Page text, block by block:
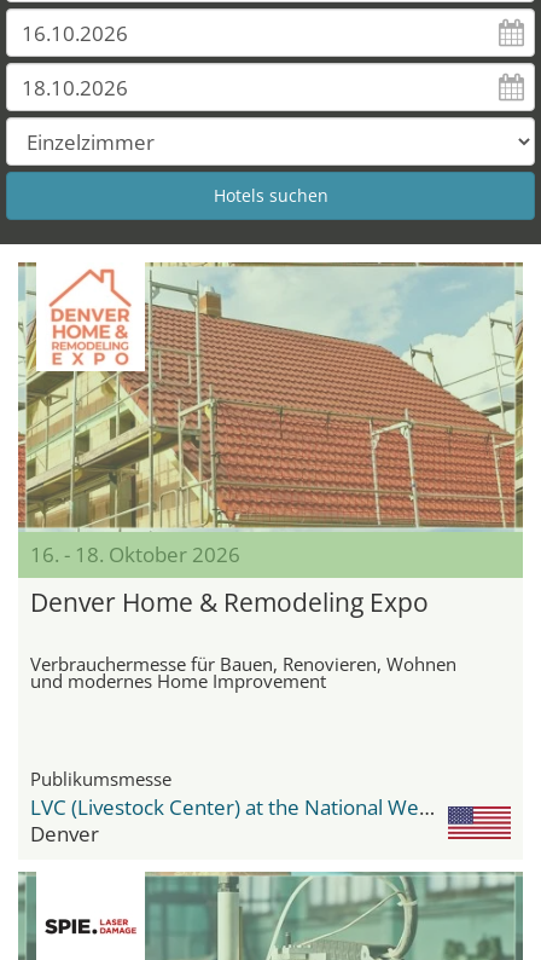
16. - 18. Oktober 2026
Denver Home & Remodeling Expo
Verbrauchermesse für Bauen, Renovieren, Wohnen
und modernes Home Improvement
Publikumsmesse
LVC (Livestock Center) at the National Western Center
Denver